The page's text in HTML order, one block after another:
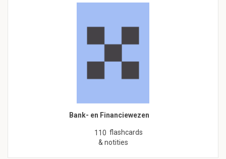
Bank- en Financiewezen
110 flashcards
& notities